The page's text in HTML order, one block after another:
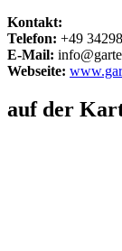
Kontakt:
Telefon: +49
E-Mail:
Webseite:
auf der